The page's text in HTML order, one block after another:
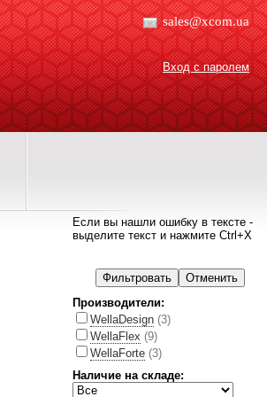
sales@xcom.ua
Вход с паролем
Если вы нашли ошибку в тексте -
выделите текст и нажмите Ctrl+X
Производители:
WellaDesign (3)
WellaFlex (9)
WellaForte (3)
Наличие на складе: